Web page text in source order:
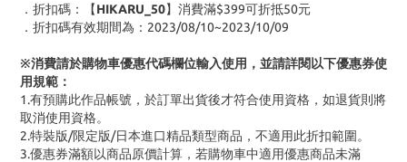
．折扣碼：【HIKARU_50】消費滿$399可折抵50元
．折扣碼有效期間為：2023/08/10~2023/10/09
※消費請於購物車優惠代碼欄位輸入使用，並請詳閱以下優惠券使
用規範：
1.有預購此作品帳號，於訂單出貨後才符合使用資格，如退貨則將
取消使用資格。
2.特裝版/限定版/日本進口精品類型商品，不適用此折扣範圍。
3.優惠券滿額以商品原價計算，若購物車中適用優惠商品未滿